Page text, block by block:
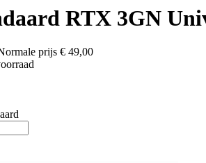
RTX 3GN
prijs € 49,00